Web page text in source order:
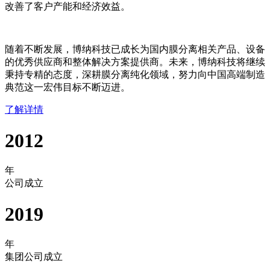
改善了客户产能和经济效益。
随着不断发展，博纳科技已成长为国内膜分离相关产品、设备
的优秀供应商和整体解决方案提供商。未来，博纳科技将继续
秉持专精的态度，深耕膜分离纯化领域，努力向中国高端制造
典范这一宏伟目标不断迈进。
了解详情
2012
年
公司成立
2019
年
集团公司成立